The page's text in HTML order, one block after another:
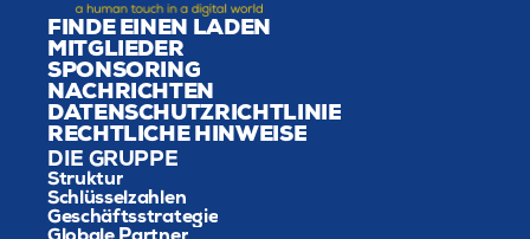
FINDE EINEN LADEN
MITGLIEDER
SPONSORING
NACHRICHTEN
DATENSCHUTZRICHTLINIE
RECHTLICHE HINWEISE
DIE GRUPPE
Struktur
Schlüsselzahlen
Geschäftsstrategie